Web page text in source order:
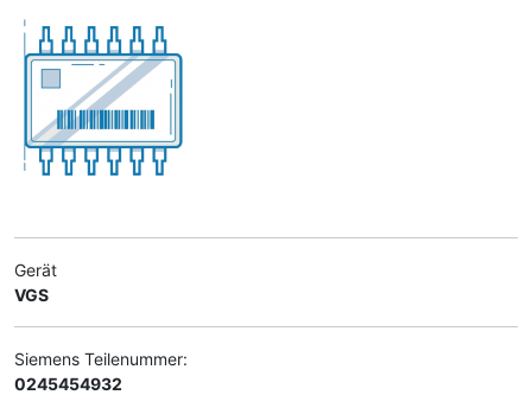
Gerät
VGS
Siemens Teilenummer:
0245454932